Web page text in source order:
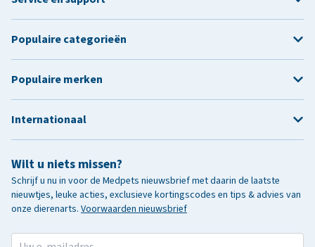
Wilt u niets missen?
Schrijf u nu in voor de Medpets nieuwsbrief met daarin de laatste
nieuwtjes, leuke acties, exclusieve kortingscodes en tips & advies van
onze dierenarts. Voorwaarden nieuwsbrief
Populaire categorieën
Populaire merken
Internationaal